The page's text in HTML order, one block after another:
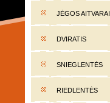
JĖGOS AITVARAI
DVIRATIS
SNIEGLENTĖS
RIEDLENTĖS